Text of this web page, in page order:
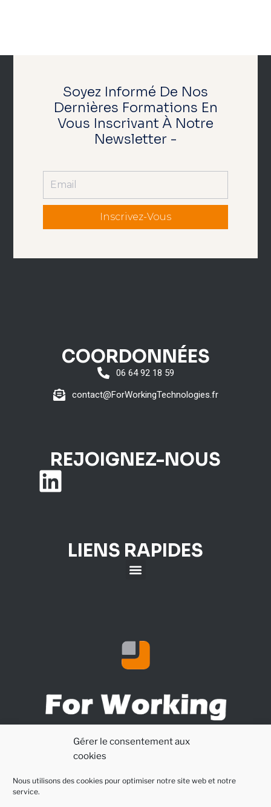
Gérer le consentement aux
cookies
Nous utilisons des cookies pour optimiser notre site web et notre
service.
Soyez Informé De Nos
Dernières Formations En
Vous Inscrivant À Notre
Newsletter -
Inscrivez-Vous
COORDONNÉES
06 64 92 18 59
contact@ForWorkingTechnologies.fr
REJOIGNEZ-NOUS
LIENS RAPIDES